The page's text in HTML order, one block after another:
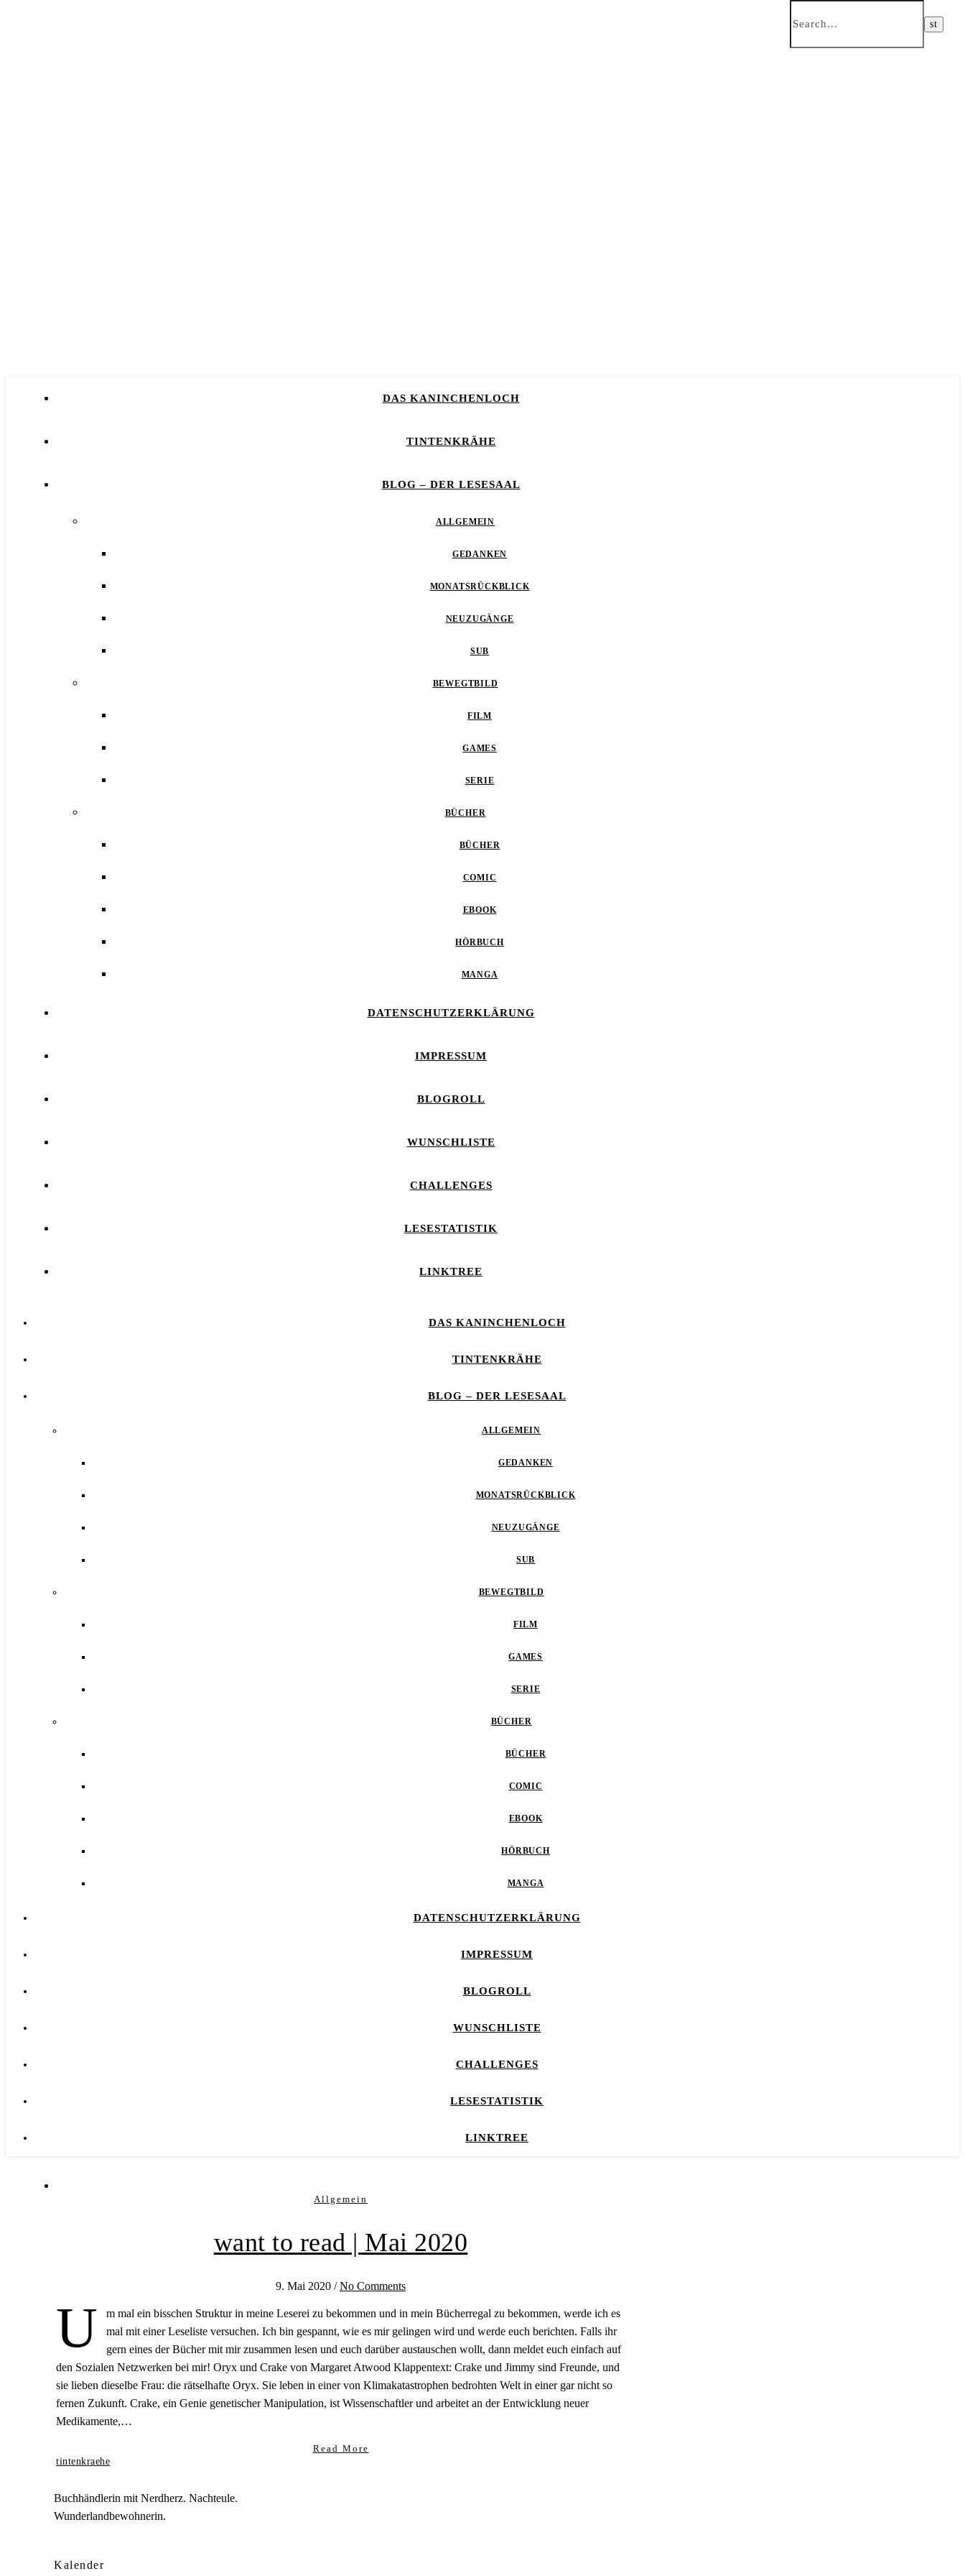
DAS KANINCHENLOCH
TINTENKRÄHE
BLOG – DER LESESAAL
ALLGEMEIN
GEDANKEN
MONATSRÜCKBLICK
NEUZUGÄNGE
SUB
BEWEGTBILD
FILM
GAMES
SERIE
BÜCHER
BÜCHER
COMIC
EBOOK
HÖRBUCH
MANGA
DATENSCHUTZERKLÄRUNG
IMPRESSUM
BLOGROLL
WUNSCHLISTE
CHALLENGES
LESESTATISTIK
LINKTREE
DAS KANINCHENLOCH
TINTENKRÄHE
BLOG – DER LESESAAL
ALLGEMEIN
GEDANKEN
MONATSRÜCKBLICK
NEUZUGÄNGE
SUB
BEWEGTBILD
FILM
GAMES
SERIE
BÜCHER
BÜCHER
COMIC
EBOOK
HÖRBUCH
MANGA
DATENSCHUTZERKLÄRUNG
IMPRESSUM
BLOGROLL
WUNSCHLISTE
CHALLENGES
LESESTATISTIK
LINKTREE
Allgemein
want to read | Mai 2020
9. Mai 2020 / No Comments
U
m mal ein bisschen Struktur in meine Leserei zu bekommen und in mein Bücherregal zu bekommen, werde ich es
mal mit einer Leseliste versuchen. Ich bin gespannt, wie es mir gelingen wird und werde euch berichten. Falls ihr
gern eines der Bücher mit mir zusammen lesen und euch darüber austauschen wollt, dann meldet euch einfach auf
den Sozialen Netzwerken bei mir! Oryx und Crake von Margaret Atwood Klappentext: Crake und Jimmy sind Freunde, und
sie lieben dieselbe Frau: die rätselhafte Oryx. Sie leben in einer von Klimakatastrophen bedrohten Welt in einer gar nicht so
fernen Zukunft. Crake, ein Genie genetischer Manipulation, ist Wissenschaftler und arbeitet an der Entwicklung neuer
Medikamente,…
Read More
tintenkraehe
Buchhändlerin mit Nerdherz. Nachteule.
Wunderlandbewohnerin.
Kalender